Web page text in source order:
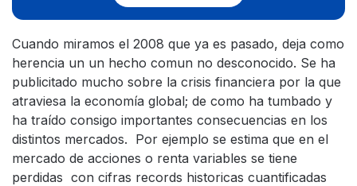
Cuando miramos el 2008 que ya es pasado, deja como
herencia un un hecho comun no desconocido. Se ha
publicitado mucho sobre la crisis financiera por la que
atraviesa la economía global; de como ha tumbado y
ha traído consigo importantes consecuencias en los
distintos mercados. Por ejemplo se estima que en el
mercado de acciones o renta variables se tiene
perdidas con cifras records historicas cuantificadas